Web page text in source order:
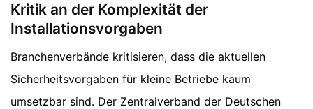
Kritik an der Komplexität der
Installationsvorgaben
Branchenverbände kritisieren, dass die aktuellen
Sicherheitsvorgaben für kleine Betriebe kaum
umsetzbar sind. Der Zentralverband der Deutschen